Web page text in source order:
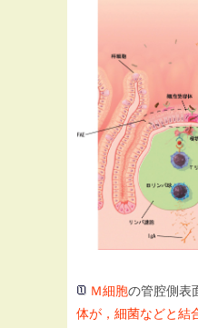
Ｍ細胞の管腔側表
体が，細菌などと結